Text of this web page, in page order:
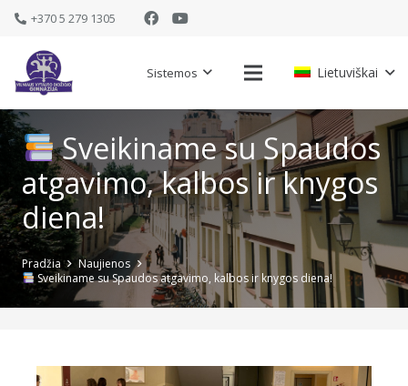
+370 5 279 1305
Sistemos Lietuviškai
Sveikiname su Spaudos
atgavimo, kalbos ir knygos
diena!
Pradžia
Naujienos
Sveikiname su Spaudos atgavimo, kalbos ir knygos diena!